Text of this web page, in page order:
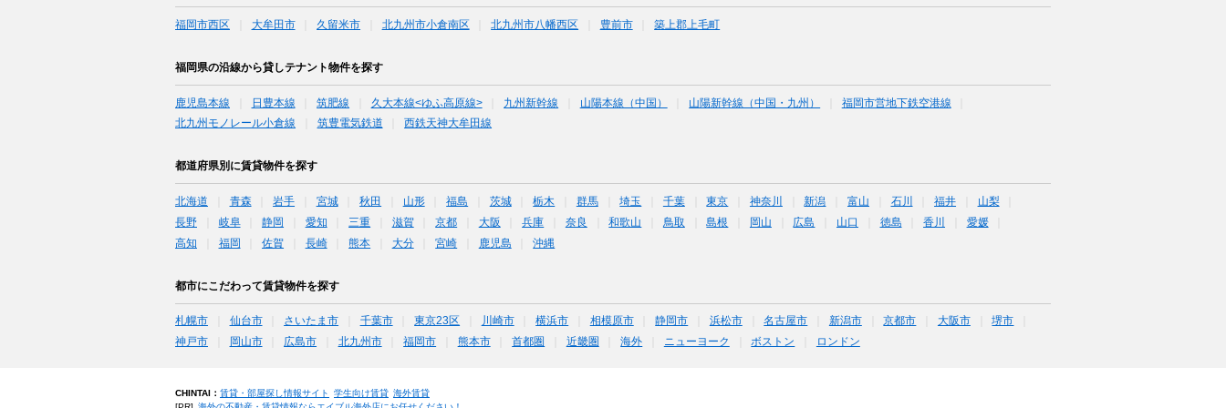
福岡市西区 大牟田市 久留米市 北九州市小倉南区 北九州市八幡西区 豊前市 築上郡上毛町
福岡県の沿線から貸しテナント物件を探す
鹿児島本線 日豊本線 筑肥線 久大本線<ゆふ高原線> 九州新幹線 山陽本線（中国） 山陽新幹線（中国・九州）
福岡市営地下鉄空港線
北九州モノレール小倉線
筑豊電気鉄道 西鉄天神大牟田線
都道府県別に賃貸物件を探す
北海道 青森 岩手 宮城 秋田 山形 福島 茨城 栃木 群馬 埼玉 千葉 東京 神奈川 新潟 富山 石川 福井
山梨
長野
岐阜 静岡 愛知 三重 滋賀 京都 大阪 兵庫 奈良 和歌山 鳥取 島根 岡山 広島 山口 徳島 香川
愛媛
高知
福岡 佐賀 長崎 熊本 大分 宮崎 鹿児島 沖縄
都市にこだわって賃貸物件を探す
札幌市 仙台市 さいたま市 千葉市 東京23区 川崎市 横浜市 相模原市 静岡市 浜松市 名古屋市 新潟市 京都市 大阪市
堺市
神戸市
岡山市 広島市 北九州市 福岡市 熊本市 首都圏 近畿圏 海外 ニューヨーク ボストン ロンドン
CHINTAI： 賃貸・部屋探し情報サイト 学生向け賃貸 海外賃貸